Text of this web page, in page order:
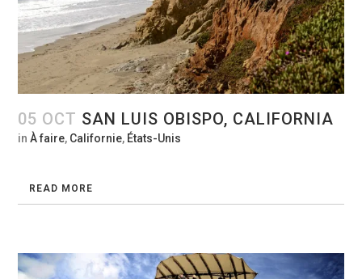
05 OCT SAN LUIS OBISPO, CALIFORNIA
inÀ faire, Californie, États-Unis
READ MORE